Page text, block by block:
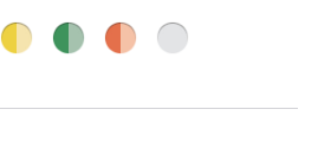
Geel GroenOranjeZilver